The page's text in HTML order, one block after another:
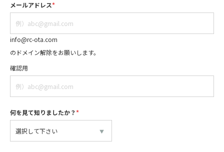
メールアドレス*
info@rc-ota.com
のドメイン解除をお願いします。
確認用
何を見て知りましたか？*